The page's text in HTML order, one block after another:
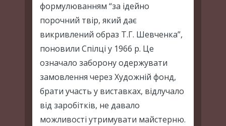
формулюванням “за ідейно
порочний твір, який дає
викривлений образ Т.Г. Шевченка”,
поновили Спілці у 1966 р. Це
означало заборону одержувати
замовлення через Художній фонд,
брати участь у виставках, відлучало
від заробітків, не давало
можливості утримувати майстерню.